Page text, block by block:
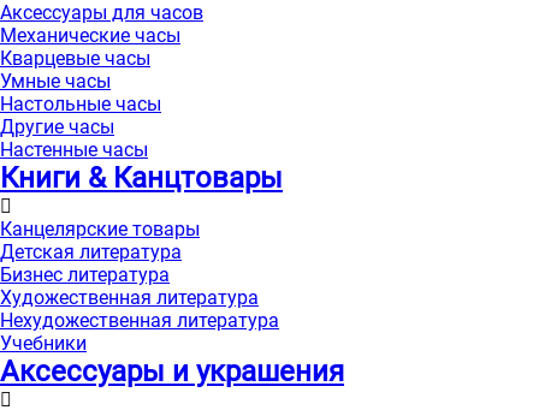
Аксессуары для часов
Механические часы
Кварцевые часы
Умные часы
Настольные часы
Другие часы
Настенные часы
Книги & Канцтовары
Канцелярские товары
Детская литература
Бизнес литература
Художественная литература
Нехудожественная литература
Учебники
Аксессуары и украшения